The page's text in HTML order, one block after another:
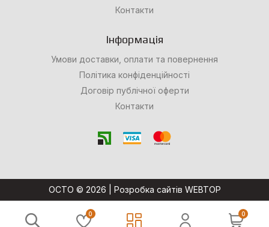
Контакти
Інформація
Умови доставки, оплати та повернення
Політика конфіденційності
Договір публічної оферти
Контакти
OCTO © 2026 | Розробка сайтів WEBTOP
0 0